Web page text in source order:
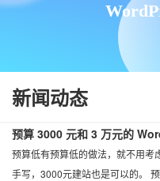
新闻动态
预算 3000 元和 3 万元的
预算低有预算低的做法，就不用考
手写，3000元建站也是可以的。